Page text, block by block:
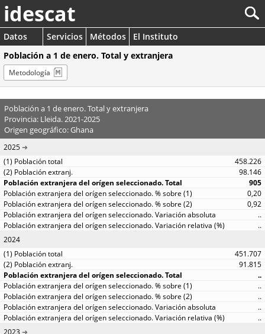
idescat
Datos Servicios Métodos
El Instituto
Población a 1 de enero. Total y extranjera
Metodología
Población a 1 de enero. Total y extranjera
Provincia: Lleida. 2021-2025
Origen geográfico: Ghana
2025
458.226
98.146
905
0,20
0,92
..
..
2024
451.707
91.815
..
..
..
..
..
2023